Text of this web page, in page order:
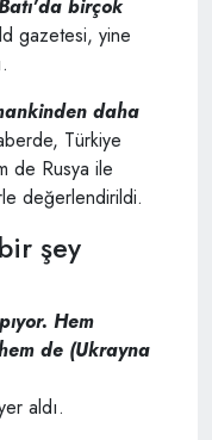
birçok
gazetesi, yine
daha
Türkiye
de Rusya ile
değerlendirildi.
şey
Hem
de (Ukrayna
aldı.